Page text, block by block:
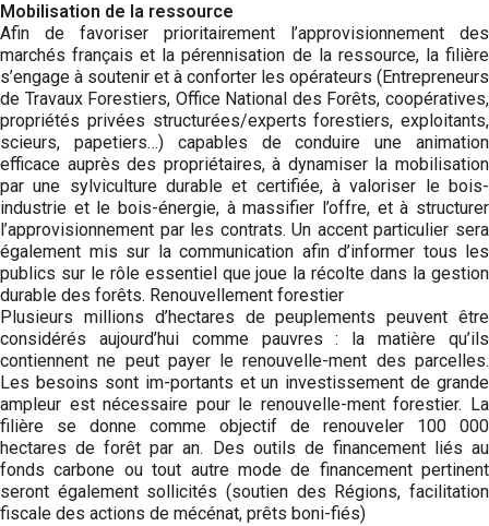
Mobilisation de la ressource
Afin de favoriser prioritairement l’approvisionnement des
marchés français et la pérennisation de la ressource, la filière
s’engage à soutenir et à conforter les opérateurs (Entrepreneurs
de Travaux Forestiers, Office National des Forêts, coopératives,
propriétés privées structurées/experts forestiers, exploitants,
scieurs, papetiers…) capables de conduire une animation
efficace auprès des propriétaires, à dynamiser la mobilisation
par une sylviculture durable et certifiée, à valoriser le bois-
industrie et le bois-énergie, à massifier l’offre, et à structurer
l’approvisionnement par les contrats. Un accent particulier sera
également mis sur la communication afin d’informer tous les
publics sur le rôle essentiel que joue la récolte dans la gestion
durable des forêts. Renouvellement forestier
Plusieurs millions d’hectares de peuplements peuvent être
considérés aujourd’hui comme pauvres : la matière qu’ils
contiennent ne peut payer le renouvelle-ment des parcelles.
Les besoins sont im-portants et un investissement de grande
ampleur est nécessaire pour le renouvelle-ment forestier. La
filière se donne comme objectif de renouveler 100 000
hectares de forêt par an. Des outils de financement liés au
fonds carbone ou tout autre mode de financement pertinent
seront également sollicités (soutien des Régions, facilitation
fiscale des actions de mécénat, prêts boni-fiés)